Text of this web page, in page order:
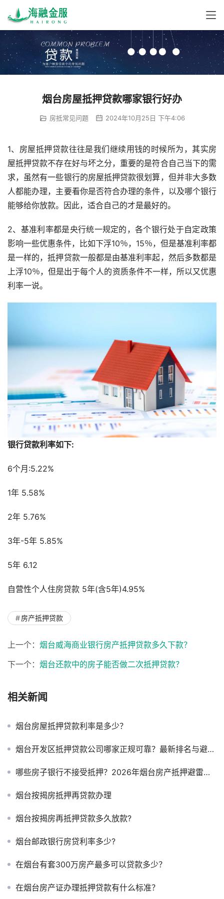
烟台房屋抵押贷款哪家银行好办
房抵常见问题 2024年10月25日 下午4:06
1、房屋抵押贷款往往是我们继续用钱的时候所为，其实房
屋抵押贷款不存在好与坏之分，重要的是符合自己当下的需
求，虽然有一些银行的房屋抵押贷款很划算，但并非大多数
人都能办理，主要看你是否符合办理的条件，以及哪个银行
能够给你放款。因此，适合自己的才是最好的。
2、基准利率都是央行统一规定的，各个银行处于自定政策
影响一些优惠条件，比如下浮10％，15％，但是基准利率都
是一样的，抵押贷款一般都是由基准利率起，然后多数都是
上浮10％，但是出于每个人的资质条件不一样，所以又优惠
利率一说。
银行贷款利率如下:
6个月:5.22%
1年 5.58%
2年 5.76%
3年-5年 5.85%
5年 6.12
自营性个人住房贷款 5年(含5年)4.95%
房产抵押贷款
上一个： 烟台威海商业银行房产抵押贷款多久下款？
下一个： 烟台还款中的房子能否做二次抵押贷款？
相关新闻
烟台房屋抵押贷款利率是多少？
烟台开发区抵押贷款公司哪家正规可靠？最新排名与避坑指南
哪些房子银行不接受抵押？2026年烟台房产抵押避雷指南
烟台按揭房抵押再贷款办理
烟台按揭房再抵押贷款多久放款?
烟台邮政银行房贷利率多少?
在烟台有套300万房产最多可以贷款多少？
在烟台房产证办理抵押贷款有什么标准？